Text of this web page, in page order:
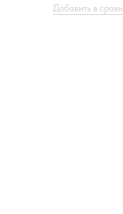
Добавить в